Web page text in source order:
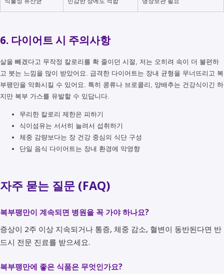
6. 다이어트 시 주의사항
살을 빼겠다고 무작정 칼로리를 확 줄이던 시절, 저는 오히려 속이 더 불편하
고 붓는 느낌을 많이 받았어요. 급격한 다이어트는 장내 균형을 무너뜨리고 복
부팽만을 악화시킬 수 있어요. 특히 콩류나 브로콜리, 양배추는 건강식이긴 하
지만 복부 가스를 유발할 수 있답니다.
무리한 칼로리 제한은 피하기
식이섬유는 서서히 늘려서 섭취하기
체중 감량보다는 장 건강 중심의 식단 구성
단일 음식 다이어트는 장내 환경에 악영향
자주 묻는 질문 (FAQ)
복부팽만이 계속되면 병원을 꼭 가야 하나요?
증상이 2주 이상 지속되거나 통증, 체중 감소, 혈변이 동반된다면 반
드시 전문 진료를 받으세요.
복부팽만에 좋은 식품은 무엇인가요?